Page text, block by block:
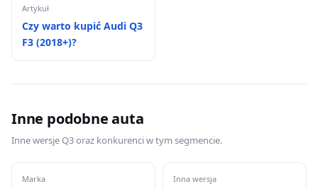
Artykuł
Czy warto kupić Audi Q3
F3 (2018+)?
Inne podobne auta
Inne wersje Q3 oraz konkurenci w tym segmencie.
Marka Inna wersja